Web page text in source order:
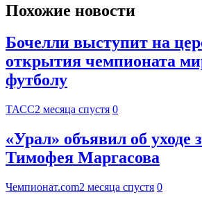
Похожие новости
Бочелли выступит на
открытия чемпионата
футболу
ТАСС2 месяца спустя 0
«Урал» объявил об уходе
Тимофея Маргасова
Чемпионат.com2 месяца спустя 0